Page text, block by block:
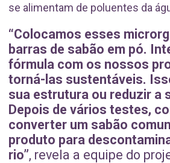
se alimentam de poluentes da
“Colocamos esses
barras de sabão em pó.
fórmula com os nossos
torná-las sustentáveis.
sua estrutura ou reduzir a
Depois de vários testes,
converter um sabão
produto para
rio”, revela a equipe do